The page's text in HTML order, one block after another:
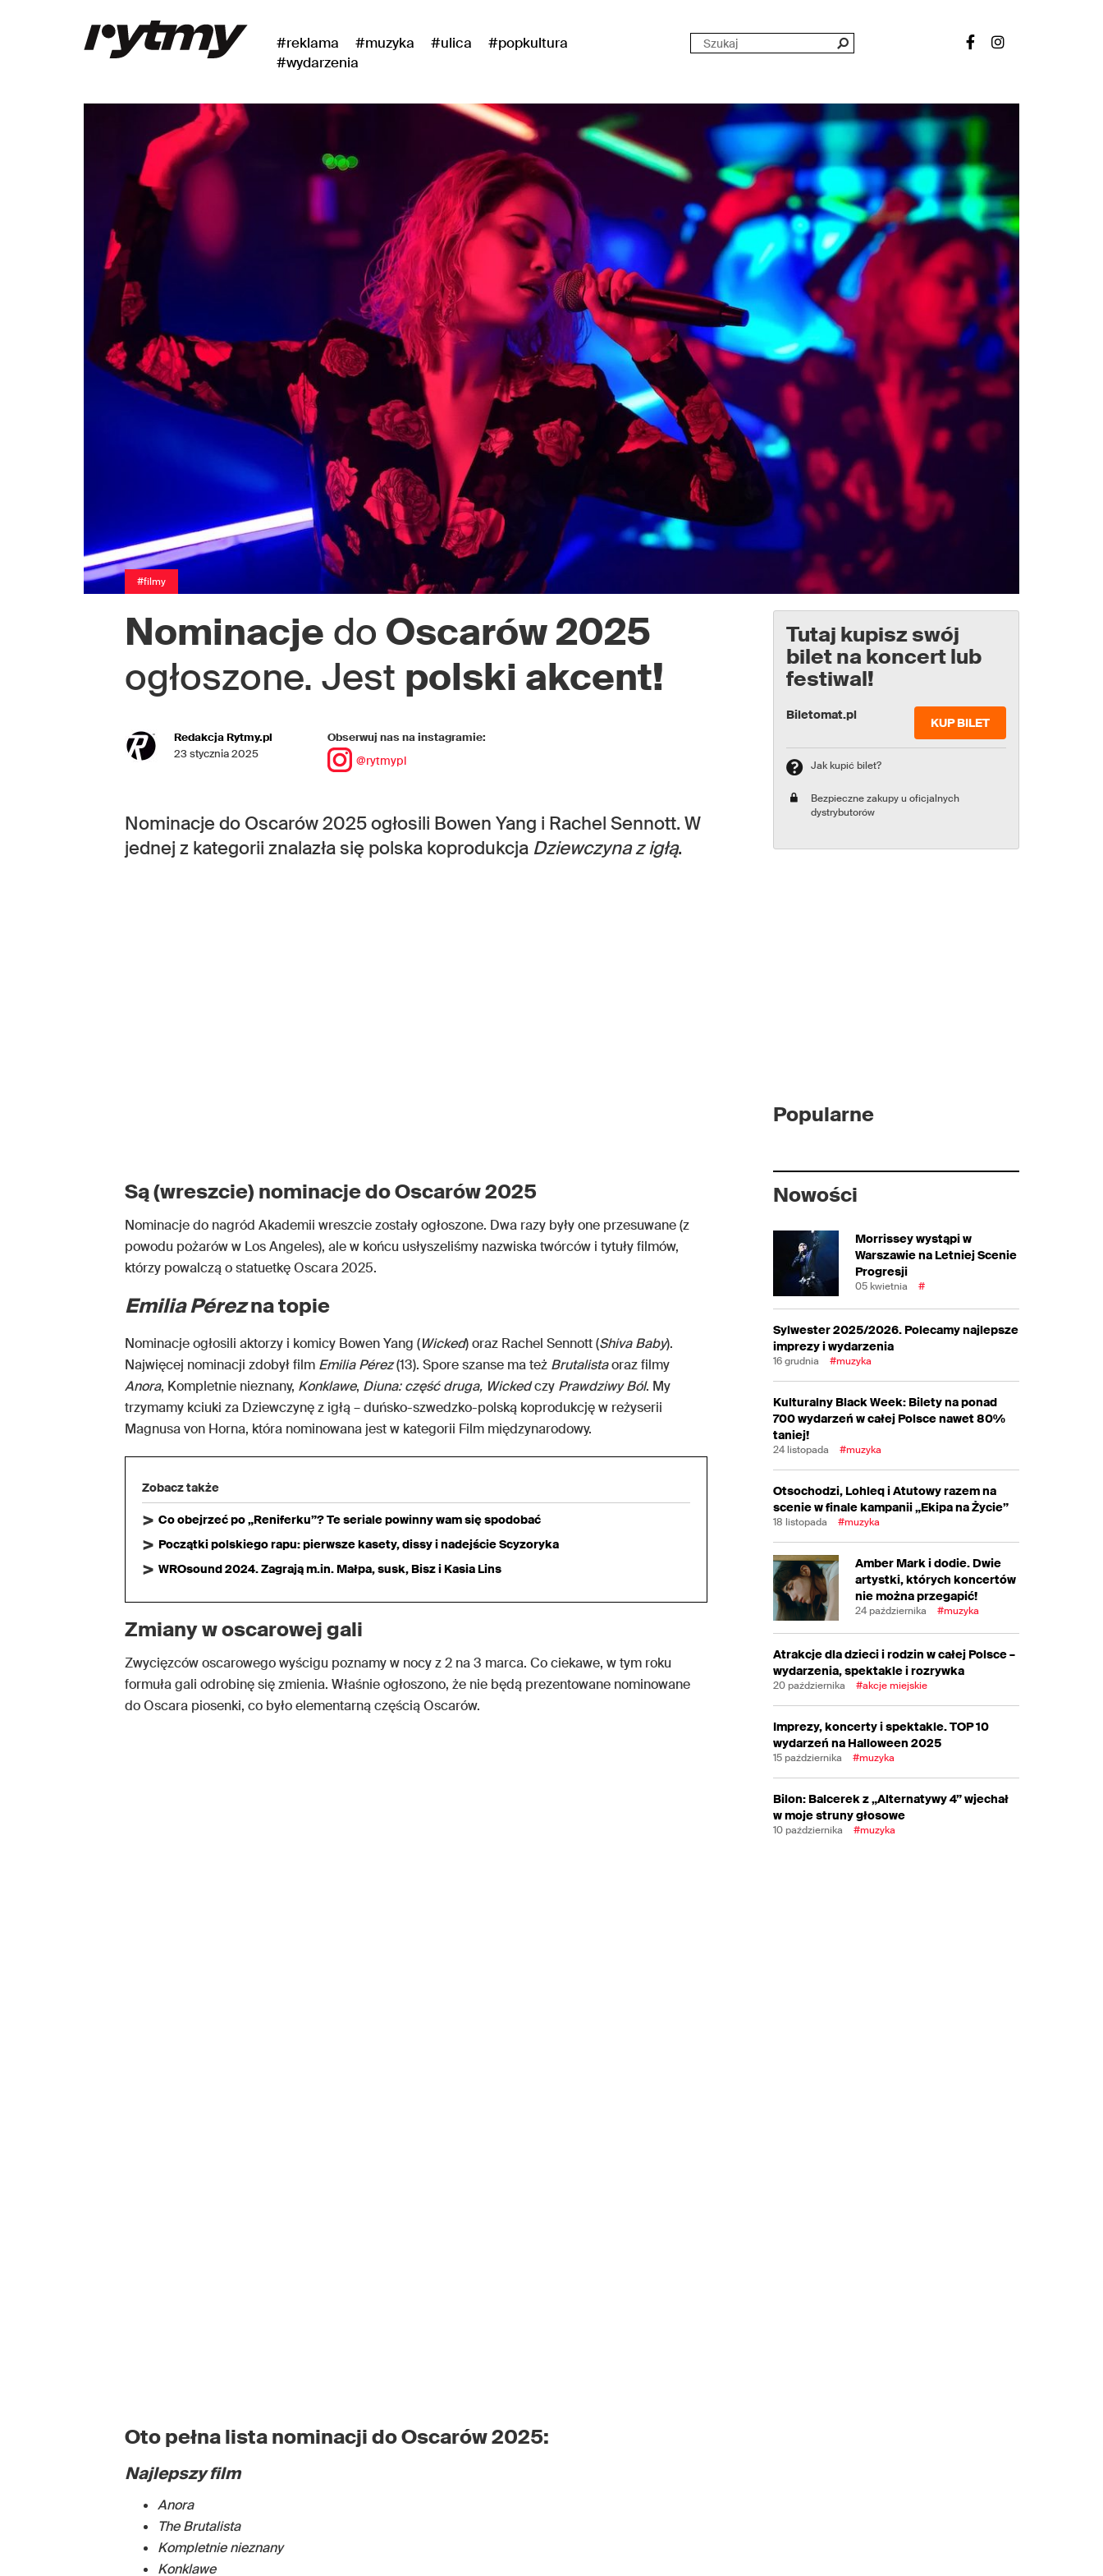
#reklama #muzyka #ulica
#popkultura
#wydarzenia
#filmy
Nominacje do Oscarów 2025
ogłoszone. Jest polski akcent!
Redakcja Rytmy.pl
23 stycznia 2025
Obserwuj nas na instagramie:
@rytmypl
Nominacje do Oscarów 2025 ogłosili Bowen Yang i Rachel Sennott. W
jednej z kategorii znalazła się polska koprodukcja Dziewczyna z igłą.
Są (wreszcie) nominacje do Oscarów 2025
Nominacje do nagród Akademii wreszcie zostały ogłoszone. Dwa razy były one przesuwane (z
powodu pożarów w Los Angeles), ale w końcu usłyszeliśmy nazwiska twórców i tytuły filmów,
którzy powalczą o statuetkę Oscara 2025.
Emilia Pérezna topie
Nominacje ogłosili aktorzy i komicy Bowen Yang (Wicked) oraz Rachel Sennott (Shiva Baby).
Najwięcej nominacji zdobył film Emilia Pérez(13). Spore szanse ma też Brutalistaoraz filmy
Anora, Kompletnie nieznany, Konklawe, Diuna: część druga, Wickedczy Prawdziwy Ból. My
trzymamy kciuki za Dziewczynę z igłą – duńsko-szwedzko-polską koprodukcję w reżyserii
Magnusa von Horna, która nominowana jest w kategorii Film międzynarodowy.
Zobacz także
Co obejrzeć po „Reniferku”? Te seriale powinny wam się spodobać
Początki polskiego rapu: pierwsze kasety, dissy i nadejście Scyzoryka
WROsound 2024. Zagrają m.in. Małpa, susk, Bisz i Kasia Lins
Zmiany w oscarowej gali
Zwycięzców oscarowego wyścigu poznamy w nocy z 2 na 3 marca. Co ciekawe, w tym roku
formuła gali odrobinę się zmienia. Właśnie ogłoszono, że nie będą prezentowane nominowane
do Oscara piosenki, co było elementarną częścią Oscarów.
Oto pełna lista nominacji do Oscarów 2025:
Najlepszy film
Anora
The Brutalista
Kompletnie nieznany
Konklawe
Tutaj kupisz swój
bilet na koncert lub
festiwal!
Biletomat.pl
KUP BILET
Jak kupić bilet?
Bezpieczne zakupy u oficjalnych
dystrybutorów
Popularne
Nowości
Morrissey wystąpi w
Warszawie na Letniej Scenie
Progresji
05 kwietnia #
Sylwester 2025/2026. Polecamy najlepsze
imprezy i wydarzenia
16 grudnia #muzyka
Kulturalny Black Week: Bilety na ponad
700 wydarzeń w całej Polsce nawet 80%
taniej!
24 listopada #muzyka
Otsochodzi, Lohleq i Atutowy razem na
scenie w finale kampanii „Ekipa na Życie”
18 listopada #muzyka
Amber Mark i dodie. Dwie
artystki, których koncertów
nie można przegapić!
24 października #muzyka
Atrakcje dla dzieci i rodzin w całej Polsce –
wydarzenia, spektakle i rozrywka
20 października #akcje miejskie
Imprezy, koncerty i spektakle. TOP 10
wydarzeń na Halloween 2025
15 października #muzyka
Bilon: Balcerek z „Alternatywy 4” wjechał
w moje struny głosowe
10 października #muzyka